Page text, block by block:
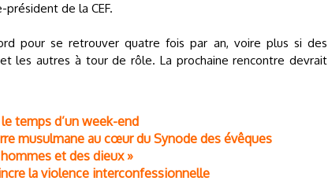
président de la CEF.
pour se retrouver quatre fois par an, voire plus si des
les autres à tour de rôle. La prochaine rencontre devrait
temps d’un week-end
musulmane au cœur du Synode des évêques
et des dieux »
la violence interconfessionnelle